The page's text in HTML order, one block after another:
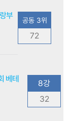
부
공동 3위
72
베테
8강
32